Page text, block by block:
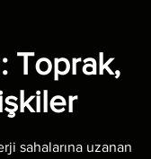
Toprak,
sahalarına uzanan